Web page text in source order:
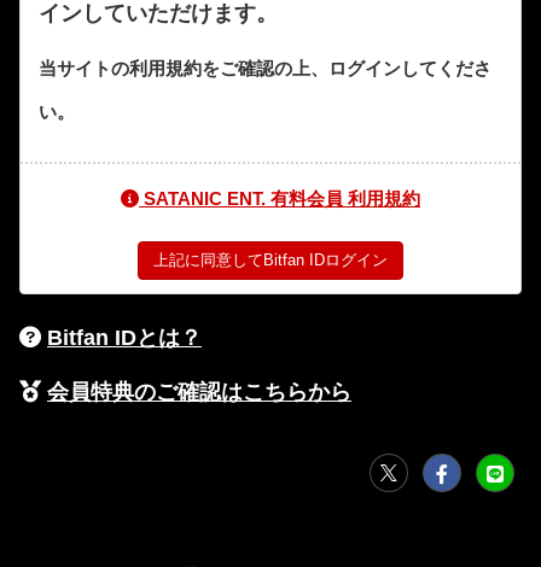
インしていただけます。
当サイトの利用規約をご確認の上、ログインしてくださ
い。
SATANIC ENT. 有料会員 利用規約
上記に同意してBitfan IDログイン
Bitfan IDとは？
会員特典のご確認はこちらから